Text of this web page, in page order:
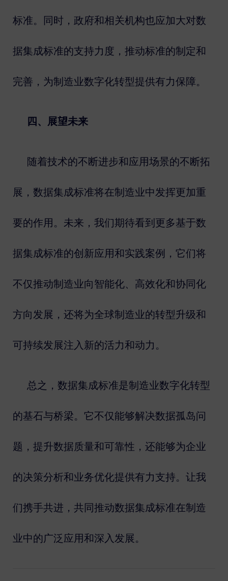
标准。同时，政府和相关机构也应加大对数
据集成标准的支持力度，推动标准的制定和
完善，为制造业数字化转型提供有力保障。
四、展望未来
随着技术的不断进步和应用场景的不断拓
展，数据集成标准将在制造业中发挥更加重
要的作用。未来，我们期待看到更多基于数
据集成标准的创新应用和实践案例，它们将
不仅推动制造业向智能化、高效化和协同化
方向发展，还将为全球制造业的转型升级和
可持续发展注入新的活力和动力。
总之，数据集成标准是制造业数字化转型
的基石与桥梁。它不仅能够解决数据孤岛问
题，提升数据质量和可靠性，还能够为企业
的决策分析和业务优化提供有力支持。让我
们携手共进，共同推动数据集成标准在制造
业中的广泛应用和深入发展。